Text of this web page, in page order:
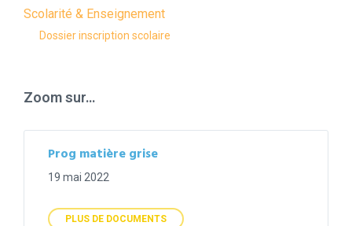
Scolarité & Enseignement
Dossier inscription scolaire
Zoom sur…
Prog matière grise
19 mai 2022
PLUS DE DOCUMENTS